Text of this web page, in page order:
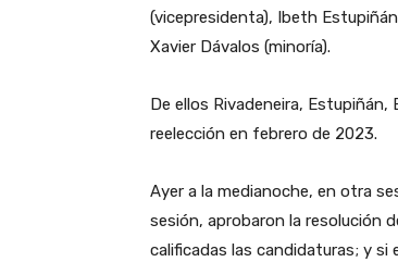
(vicepresidenta), Ibeth
Xavier Dávalos (minoría).
De ellos Rivadeneira,
reelección en febrero de 2023.
Ayer a la medianoche, en otra
sesión, aprobaron la resolución
calificadas las candidaturas; y